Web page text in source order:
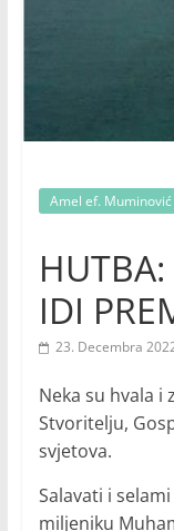
Amel ef. Muminović
IDI
23. Decembra
Neka su hvala i
Stvoritelju,
svjetova.
Salavati i
miljeniku